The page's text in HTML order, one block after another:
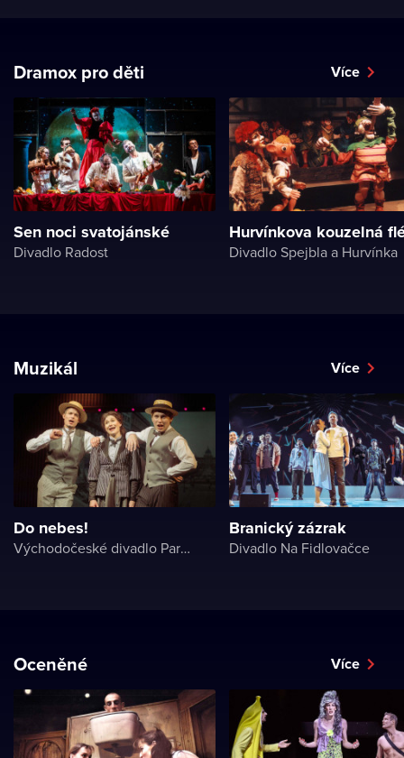
Dramox pro děti Více
Sen noci svatojánské
Divadlo Radost
Hurvínkova kouzelná
Divadlo Spejbla a Hurvínka
Muzikál Více
Do nebes!
Východočeské divadlo Pardubice
Branický zázrak
Divadlo Na Fidlovačce
Oceněné Více